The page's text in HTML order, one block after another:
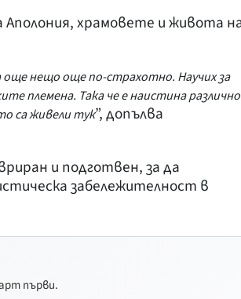
храмовете и живота
още нещо още по-страхотно. Научих за
племена. Така че е наистина различно
са живели тук”, допълва
и подготвен, за да
забележителност в
първи.